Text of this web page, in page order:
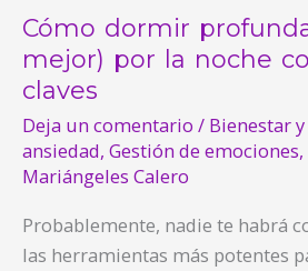
Cómo dormir
mejor) por la noche
claves
Deja un comentario / Bienestar
ansiedad, Gestión de emociones,
Mariángeles Calero
Probablemente, nadie te habrá
las herramientas más potentes
3
sencillas
claves